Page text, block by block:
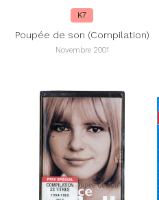
K7
Poupée de son (Compilation)
Novembre 2001